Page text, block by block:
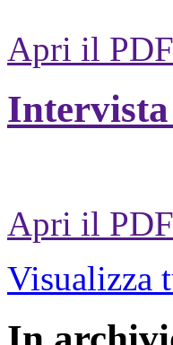
Apri il PDF
Apri il PDF
Visualizza